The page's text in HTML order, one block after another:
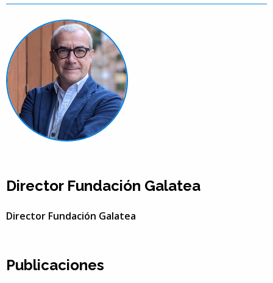
Director Fundación Galatea
Director Fundación Galatea
Publicaciones